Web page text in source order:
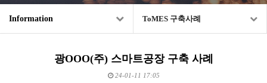
Information ToMES 구축사례
광OOO(주) 스마트공장 구축 사례
24-01-11 17:05